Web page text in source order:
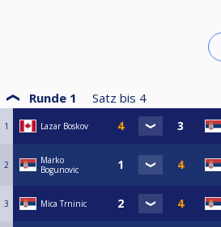
Runde 1 Satz bis 4
1 Lazar Boskov
2
Marko
Bogunovic
3 Mica Trninic